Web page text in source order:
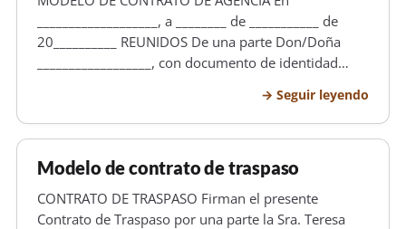
___________________, a ________ de ___________ de
20__________ REUNIDOS De una parte Don/Doña
__________________, con documento de identidad
_______________________________ actuando como
________________, en nombre y representación de la
entidad___…
Seguir leyendo
Modelo de contrato de traspaso
CONTRATO DE TRASPASO Firman el presente
Contrato de Traspaso por una parte la Sra. Teresa